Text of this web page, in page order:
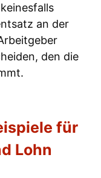
keinesfalls
an der
den die
für
Lohn